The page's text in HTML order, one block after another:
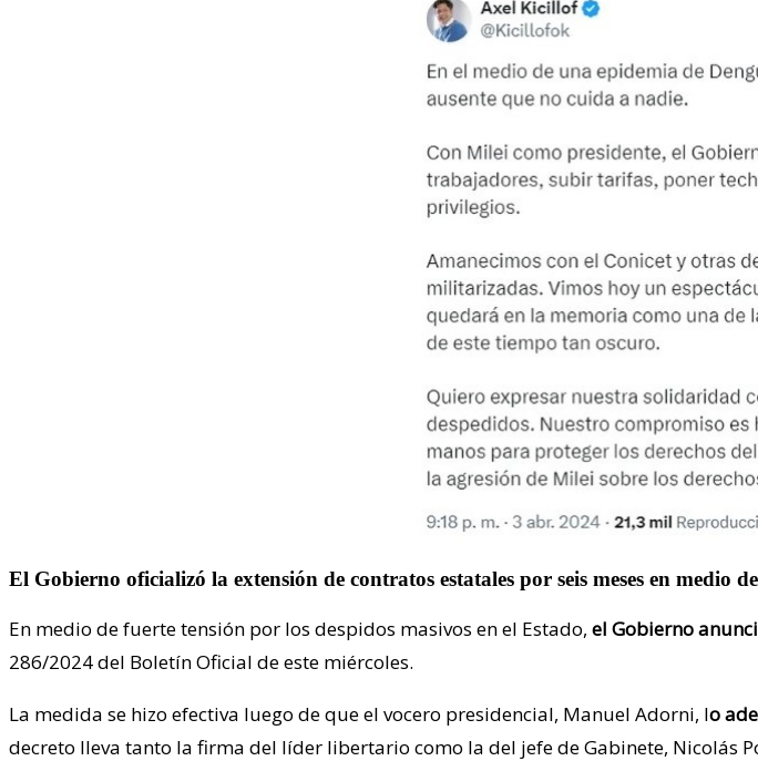
El Gobierno oficializó la extensión de contratos estatales por seis meses en medio
En medio de fuerte tensión por los despidos masivos en el Estado, el Gobierno
286/2024 del Boletín Oficial de este miércoles.
La medida se hizo efectiva luego de que el vocero presidencial, Manuel Adorni, lo
decreto lleva tanto la firma del líder libertario como la del jefe de Gabinete, Nicolás